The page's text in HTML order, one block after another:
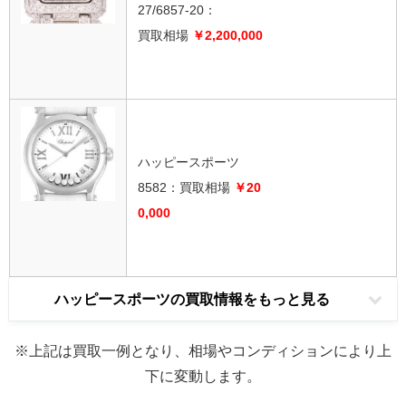
27/6857-20：
買取相場 ￥2,200,000
ハッピースポーツ
8582： 買取相場 ￥20
0,000
ハッピースポーツの買取情報をもっと見る
※上記は買取一例となり、相場やコンディションにより上
下に変動します。